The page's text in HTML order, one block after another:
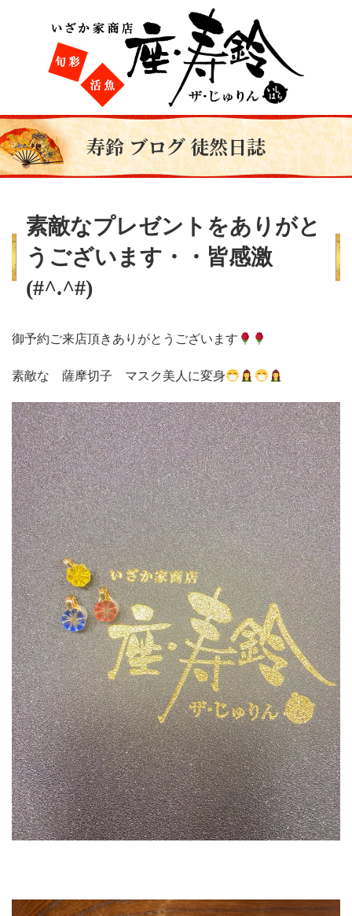
寿鈴 ブログ 徒然日誌
素敵なプレゼントをありがと
うございます・・皆感激
(#^.^#)
御予約ご来店頂きありがとうございます
素敵な 薩摩切子 マスク美人に変身